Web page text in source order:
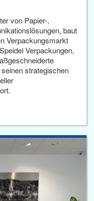
von Papier-,
baut
Verpackungsmarkt
Verpackungen,
strategischen